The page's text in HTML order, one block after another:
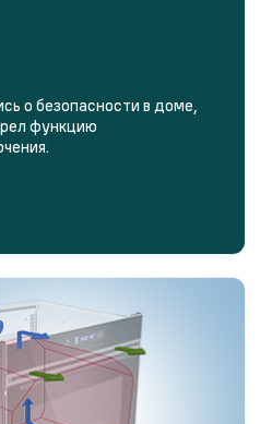
о безопасности в доме,
функцию